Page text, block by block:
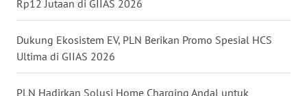
Rp12 Jutaan di GIIAS 2026
Dukung Ekosistem EV, PLN Berikan Promo Spesial HCS
Ultima di GIIAS 2026
PLN Hadirkan Solusi Home Charging Andal untuk
WN
KALTARA
WN
KALSEL